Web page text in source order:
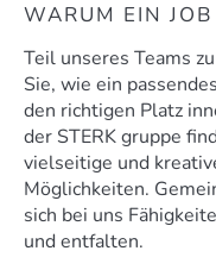
WARUM EIN JOB
Teil unseres Teams
Sie, wie ein
den richtigen Platz
der STERK gruppe
vielseitige und
Möglichkeiten.
sich bei uns
und entfalten.